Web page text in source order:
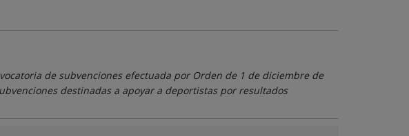
de subvenciones efectuada por Orden de 1 de diciembre de
destinadas a apoyar a deportistas por resultados